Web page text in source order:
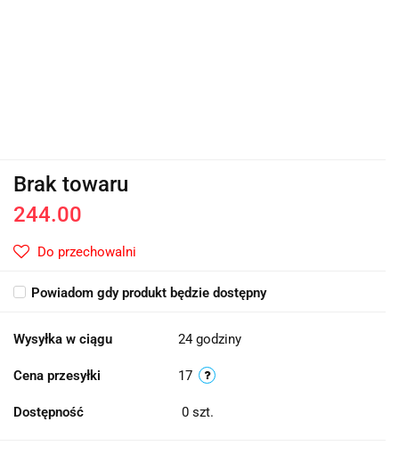
Brak towaru
244.00
Do przechowalni
Powiadom gdy produkt będzie dostępny
Wysyłka w ciągu 24 godziny
Cena przesyłki 17
Dostępność 0 szt.